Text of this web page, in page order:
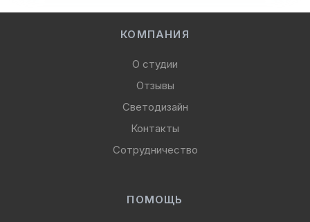
КОМПАНИЯ
О студии
Отзывы
Светодизайн
Контакты
Сотрудничество
ПОМОЩЬ